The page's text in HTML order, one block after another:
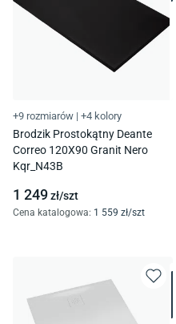
+9 rozmiarów | +4 kolory
Brodzik Prostokątny Deante
Correo 120X90 Granit Nero
Kqr_N43B
1 249zł/szt
Cena katalogowa: 1 559 zł/szt